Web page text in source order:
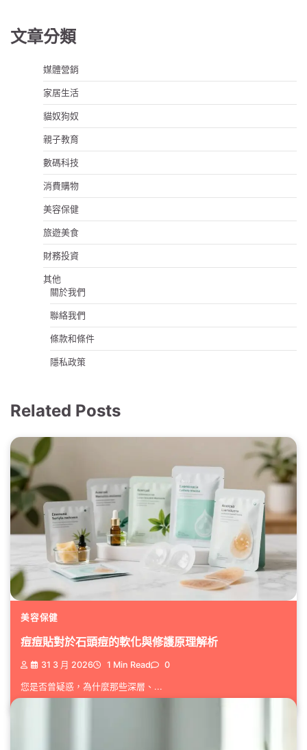
文章分類
媒體營銷
家居生活
貓奴狗奴
親子教育
數碼科技
消費購物
美容保健
旅遊美食
財務投資
其他
關於我們
聯絡我們
條款和條件
隱私政策
Related Posts
美容保健
痘痘貼對於石頭痘的軟化與修護原理解析
31 3 月 2026 1 Min Read 0
您是否曾疑惑，為什麼那些深層、...